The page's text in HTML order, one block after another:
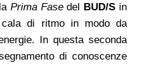
Prima Fasedel BUD/S in
cala di ritmo in modo da
In questa seconda
di conoscenze